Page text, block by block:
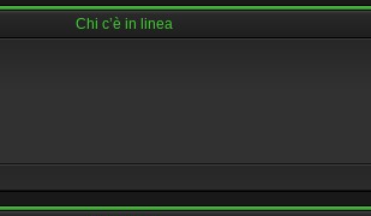
Chi c’è in linea